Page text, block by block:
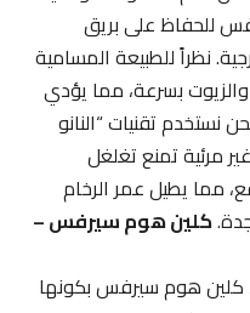
على بريق
نظراً للطبيعة المسامية
بسرعة، مما يؤدي
تقنيات “النانو
مرئية تمنع تغلغل
مما يطيل عمر الرخام
كلين هوم سيرفس –
هوم سيرفس بكونها